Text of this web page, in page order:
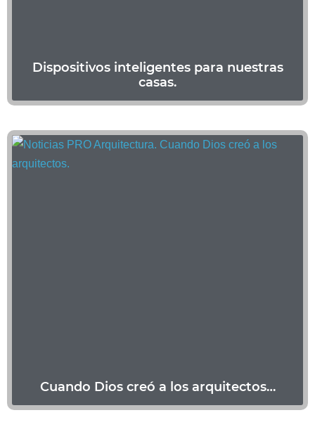
Dispositivos inteligentes para nuestras
casas.
Cuando Dios creó a los arquitectos…